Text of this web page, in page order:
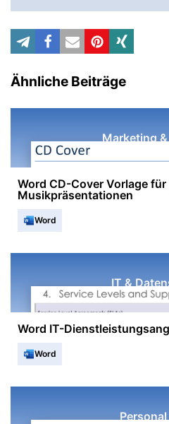
Ähnliche Beiträge
Marketing
Word CD-Cover Vorlage
Musikpräsentationen
Word
IT &
Word IT-
Word
Personal